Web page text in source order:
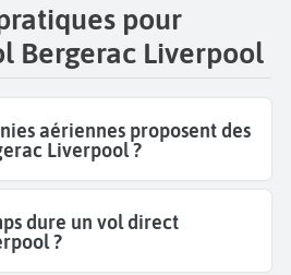
pour
Bergerac Liverpool
aériennes proposent des
Liverpool ?
dure un vol direct
?